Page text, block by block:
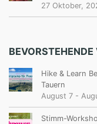
27 Oktober,
Hike & Learn
Tauern
August 7 -
Stimm-